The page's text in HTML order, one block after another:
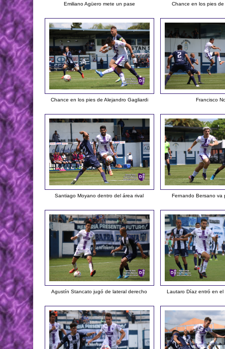
Emiliano Agüero mete un pase Chance en los pies
Chance en los pies de Alejandro Gagliardi Francisco
Santiago Moyano dentro del área rival Fernando Bersano va
Agustín Stancato jugó de lateral derecho Lautaro Díaz entró en